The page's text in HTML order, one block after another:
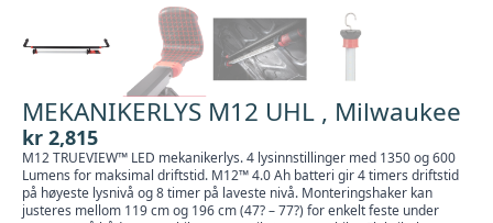
MEKANIKERLYS M12 UHL , Milwaukee
kr 2,815
M12 TRUEVIEW™ LED mekanikerlys. 4 lysinnstillinger med 1350 og 600
Lumens for maksimal driftstid. M12™ 4.0 Ah batteri gir 4 timers driftstid
på høyeste lysnivå og 8 timer på laveste nivå. Monteringshaker kan
justeres mellom 119 cm og 196 cm (47? – 77?) for enkelt feste under